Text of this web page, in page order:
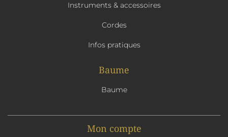
Instruments & accessoires
Cordes
Infos pratiques
Baume
Baume
Mon compte